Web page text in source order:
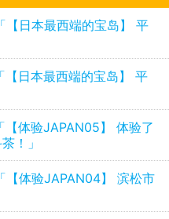
【日本最西端的宝岛】 平
【日本最西端的宝岛】 平
【体验JAPAN05】 体验了
！」
【体验JAPAN04】 滨松市